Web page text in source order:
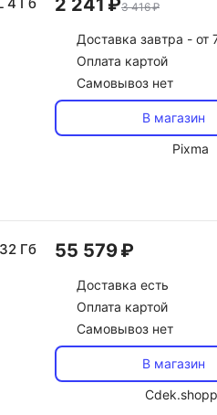
2 241 ₽3 416 ₽
Доставка завтра - от
Оплата картой
Самовывоз нет
В магазин
Pixma
Гб
55 579 ₽
Доставка есть
Оплата картой
Самовывоз нет
В магазин